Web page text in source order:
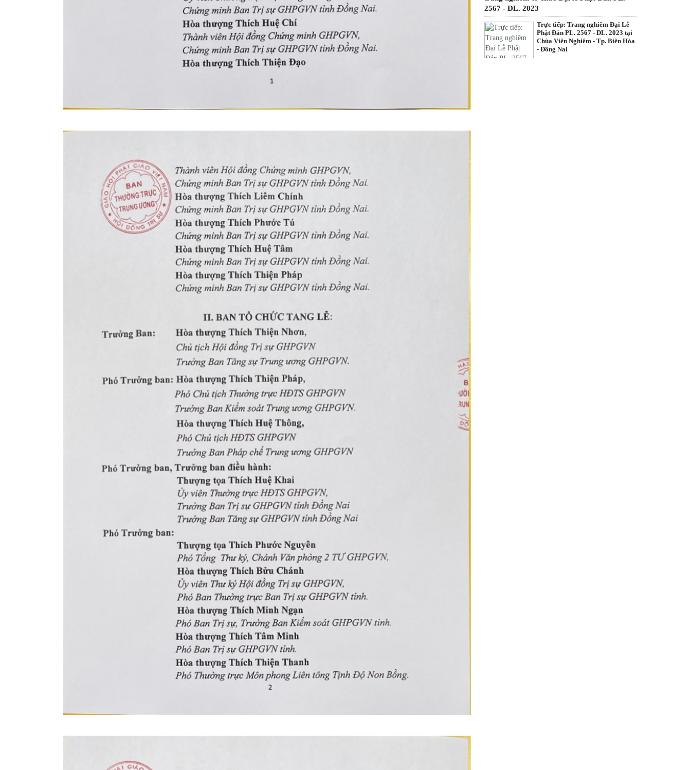
2567 - DL. 2023
Trực tiếp: Trang nghiêm Đại Lễ
Phật Đản PL. 2567 - DL. 2023 tại
Chùa Viên Nghiêm - Tp. Biên Hòa
- Đồng Nai